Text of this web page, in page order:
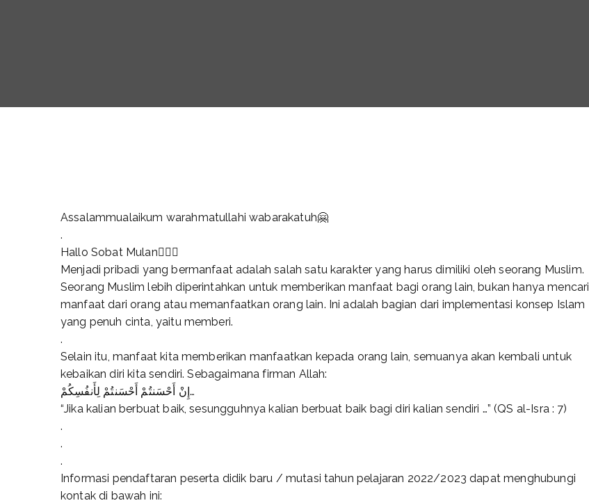
Assalammualaikum warahmatullahi wabarakatuh🤗
.
Hallo Sobat Mulan🙋🏻‍♂️
Menjadi pribadi yang bermanfaat adalah salah satu karakter yang harus dimiliki oleh seorang Muslim.
Seorang Muslim lebih diperintahkan untuk memberikan manfaat bagi orang lain, bukan hanya mencari
manfaat dari orang atau memanfaatkan orang lain. Ini adalah bagian dari implementasi konsep Islam
yang penuh cinta, yaitu memberi.
.
Selain itu, manfaat kita memberikan manfaatkan kepada orang lain, semuanya akan kembali untuk
kebaikan diri kita sendiri. Sebagaimana firman Allah:
‎إِنْ أَحْسَنتُمْ أَحْسَنتُمْ لِأَنفُسِكُمْ…
“Jika kalian berbuat baik, sesungguhnya kalian berbuat baik bagi diri kalian sendiri …” (QS al-Isra : 7)
.
.
.
Informasi pendaftaran peserta didik baru / mutasi tahun pelajaran 2022/2023 dapat menghubungi
kontak di bawah ini: